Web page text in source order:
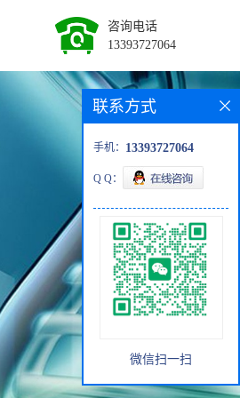
咨询电话
13393727064
联系方式
手机： 13393727064
Q Q：
微信扫一扫